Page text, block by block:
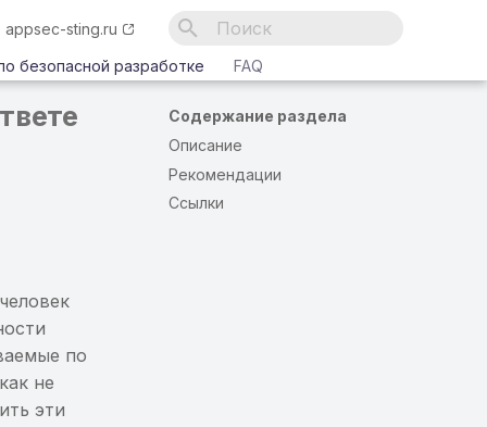
appsec-sting.ru
Инициализация поиска
безопасной разработке FAQ
Содержание раздела
Описание
Рекомендации
Ссылки
по
не
эти